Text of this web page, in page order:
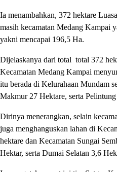
Ia menambahkan, 372 hektare
masih kecamatan Medang Kampai
yakni mencapai 196,5 Ha.
Dijelaskanya dari total ‎ total 372
Kecamatan Medang Kampai
itu berada di Kelurahaan Mundam
Makmur 27 Hektare, serta
Dirinya menerangkan, selain
juga menghanguskan ‎lahan di
hektare dan Kecamatan Sungai
Hektar, serta Dumai Selatan 3,6